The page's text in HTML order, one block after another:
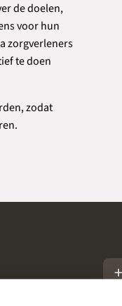
de doelen,
voor hun
zorgverleners
te doen
zodat